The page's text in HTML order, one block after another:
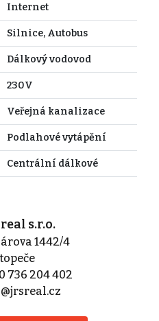
Internet
Silnice, Autobus
Dálkový vodovod
230V
Veřejná kanalizace
Podlahové vytápění
Centrální dálkové
real s.r.o.
1442/4
736 204 402